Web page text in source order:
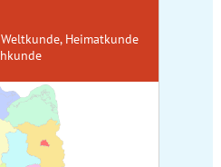
Heimatkunde